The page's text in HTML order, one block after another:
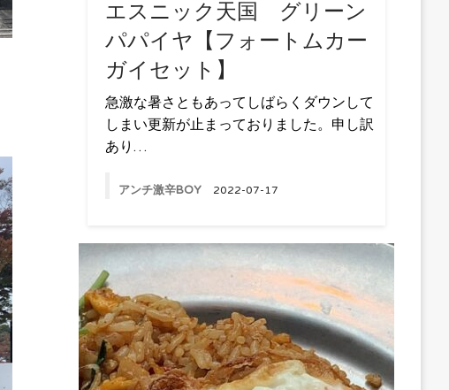
エスニック天国 グリーン
パパイヤ【フォートムカー
ガイセット】
急激な暑さともあってしばらくダウンして
しまい更新が止まっておりました。申し訳
あり…
アンチ激辛BOY 2022-07-17